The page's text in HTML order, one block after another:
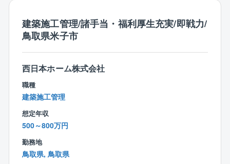
※社用車での直行直帰はご自宅に駐車場が確保できる
場合となります。
■中途入社が100％！入社年度は関係ありません。今ま
での経験を生かせる職場です。
■半期ごとの目標項目に基づき評価を実施。評価の基準
も明確で頑張り次第で昇給や昇格も実現できます。
■ワークライフバランス良好！：
基本的に遅くても終業は19時頃で、「効率よく」「正
確に」を実現するために業務はシステム化されていま
す。
けます！
フレックスタイムのためその日のスケジュールに合わ
建築施工管理/諸手当・福利厚生充実/即戦力/
鳥取県米子市
西日本ホーム株式会社
職種
建築施工管理
想定年収
500～800万円
勤務地
鳥取県, 鳥取県